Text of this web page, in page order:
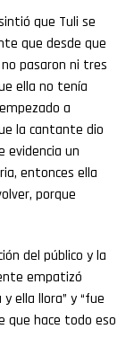
que Tuli se
que desde que
pasaron ni tres
ella no tenía
a
la cantante dio
evidencia un
entonces ella
porque
del público y la
empatizó
ella llora” y “fue
que hace todo eso